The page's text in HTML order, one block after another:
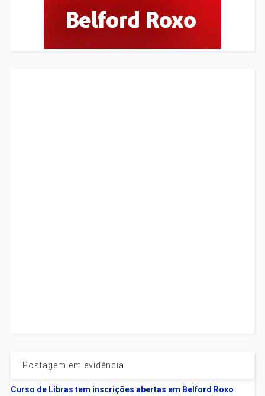
Postagem em evidência
Curso de Libras tem inscrições abertas em Belford Roxo